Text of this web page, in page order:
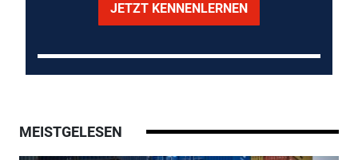
JETZT KENNENLERNEN
MEISTGELESEN